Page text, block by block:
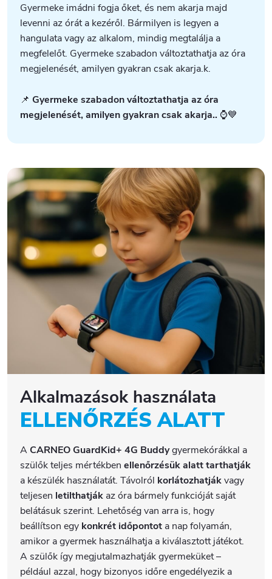
Gyermeke imádni fogja őket, és nem akarja majd
levenni az órát a kezéről. Bármilyen is legyen a
hangulata vagy az alkalom, mindig megtalálja a
megfelelőt. Gyermeke szabadon változtathatja az óra
megjelenését, amilyen gyakran csak akarja.k.
📌Gyermeke szabadon változtathatja az óra
megjelenését, amilyen gyakran csak akarja.. ⌚💙
Alkalmazások használata
ELLENŐRZÉS ALATT
ACARNEO GuardKid+ 4G Buddygyermekórákkal a
szülők teljes mértékbenellenőrzésük alatt tarthatják
a készülék használatát. Távolról korlátozhatjákvagy
teljesen letilthatják az óra bármely funkcióját saját
belátásuk szerint. Lehetőség van arra is, hogy
beállítson egy konkrét időpontot a nap folyamán,
amikor a gyermek használhatja a kiválasztott játékot.
A szülők így megjutalmazhatják gyermeküket –
például azzal, hogy bizonyos időre engedélyezik a